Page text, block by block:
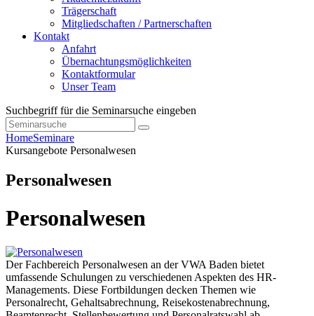
Trägerschaft
Mitgliedschaften / Partnerschaften
Kontakt
Anfahrt
Übernachtungsmöglichkeiten
Kontaktformular
Unser Team
Suchbegriff für die Seminarsuche eingeben
HomeSeminare
Kursangebote Personalwesen
Personalwesen
Personalwesen
Der Fachbereich Personalwesen an der VWA Baden bietet
umfassende Schulungen zu verschiedenen Aspekten des HR-
Managements. Diese Fortbildungen decken Themen wie
Personalrecht, Gehaltsabrechnung, Reisekostenabrechnung,